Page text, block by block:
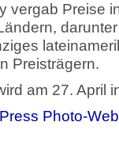
vergab Preise
Preisträgern.
am 27. April
Photo-